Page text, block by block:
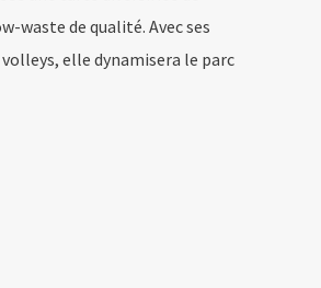
waste de qualité. Avec ses
elle dynamisera le parc